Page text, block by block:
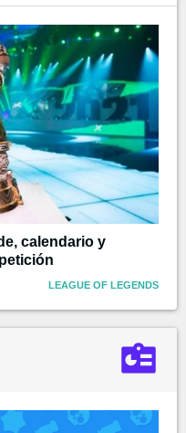
calendario y
LEAGUE OF LEGENDS